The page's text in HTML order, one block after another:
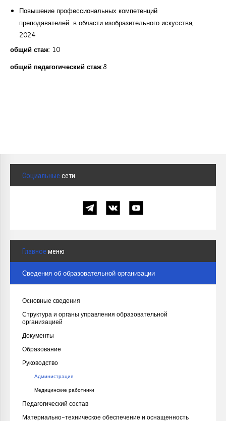
Повышение профессиональных компетенций
преподавателей в области изобразительного искусства,
2024
общий стаж: 10
общий педагогический стаж:8
Социальные сети
Главное меню
Сведения об образовательной организации
Основные сведения
Структура и органы управления образовательной
организацией
Документы
Образование
Руководство
Администрация
Медицинские работники
Педагогический состав
Материально-техническое обеспечение и оснащенность